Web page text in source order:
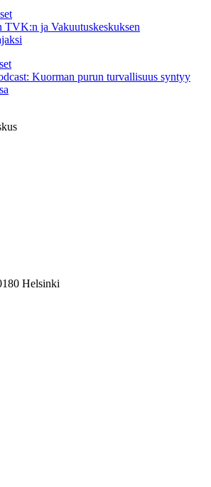
TVK:n ja Vakuutuskeskuksen
Kuorman purun turvallisuus syntyy
Helsinki